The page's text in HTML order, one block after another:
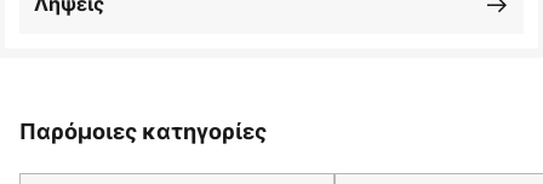
Παρόμοιες κατηγορίες